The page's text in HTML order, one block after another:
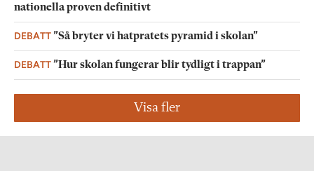
nationella proven definitivt
DEBATT”Så bryter vi hatpratets pyramid i skolan”
DEBATT”Hur skolan fungerar blir tydligt i trappan”
Visa fler